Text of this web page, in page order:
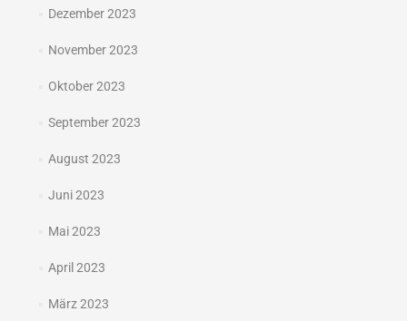
Dezember 2023
November 2023
Oktober 2023
September 2023
August 2023
Juni 2023
Mai 2023
April 2023
März 2023